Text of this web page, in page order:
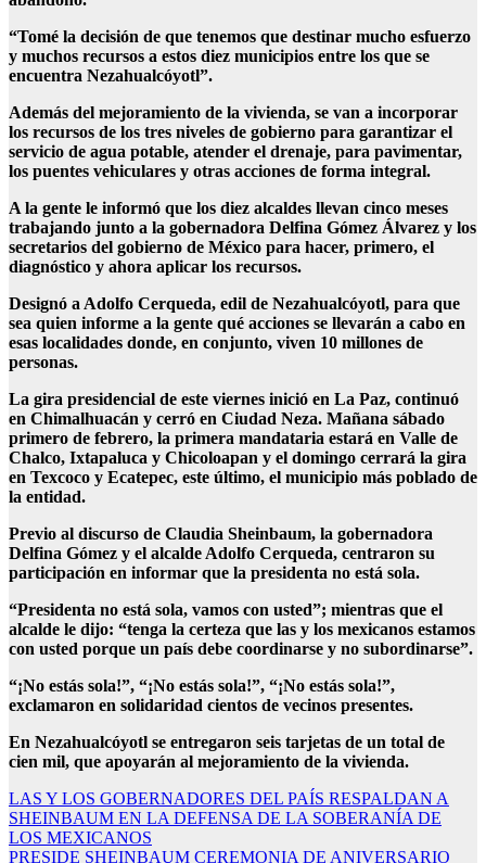
“Tomé la decisión de que tenemos que destinar mucho esfuerzo
y muchos recursos a estos diez municipios entre los que se
encuentra Nezahualcóyotl”.
Además del mejoramiento de la vivienda, se van a incorporar
los recursos de los tres niveles de gobierno para garantizar el
servicio de agua potable, atender el drenaje, para pavimentar,
los puentes vehiculares y otras acciones de forma integral.
A la gente le informó que los diez alcaldes llevan cinco meses
trabajando junto a la gobernadora Delfina Gómez Álvarez y los
secretarios del gobierno de México para hacer, primero, el
diagnóstico y ahora aplicar los recursos.
Designó a Adolfo Cerqueda, edil de Nezahualcóyotl, para que
sea quien informe a la gente qué acciones se llevarán a cabo en
esas localidades donde, en conjunto, viven 10 millones de
personas.
La gira presidencial de este viernes inició en La Paz, continuó
en Chimalhuacán y cerró en Ciudad Neza. Mañana sábado
primero de febrero, la primera mandataria estará en Valle de
Chalco, Ixtapaluca y Chicoloapan y el domingo cerrará la gira
en Texcoco y Ecatepec, este último, el municipio más poblado de
la entidad.
Previo al discurso de Claudia Sheinbaum, la gobernadora
Delfina Gómez y el alcalde Adolfo Cerqueda, centraron su
participación en informar que la presidenta no está sola.
“Presidenta no está sola, vamos con usted”; mientras que el
alcalde le dijo: “tenga la certeza que las y los mexicanos estamos
con usted porque un país debe coordinarse y no subordinarse”.
“¡No estás sola!”, “¡No estás sola!”, “¡No estás sola!”,
exclamaron en solidaridad cientos de vecinos presentes.
En Nezahualcóyotl se entregaron seis tarjetas de un total de
cien mil, que apoyarán al mejoramiento de la vivienda.
Navegación
de
LAS Y LOS GOBERNADORES DEL PAÍS RESPALDAN A
SHEINBAUM EN LA DEFENSA DE LA SOBERANÍA DE
LOS MEXICANOS
PRESIDE SHEINBAUM CEREMONIA DE ANIVERSARIO